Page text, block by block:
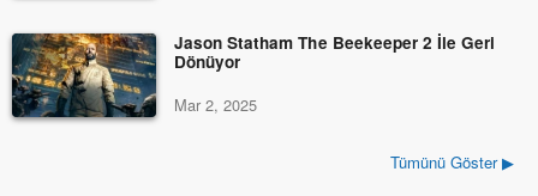
Jason Statham The Beekeeper 2 İle Geri
Dönüyor
Mar 2, 2025
Tümünü Göster ▶